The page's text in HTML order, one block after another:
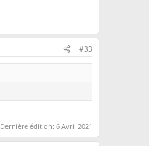
#33
Dernière édition: 6 Avril 2021